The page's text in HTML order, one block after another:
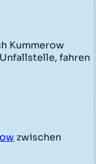
Kummerow
fahren
zwischen